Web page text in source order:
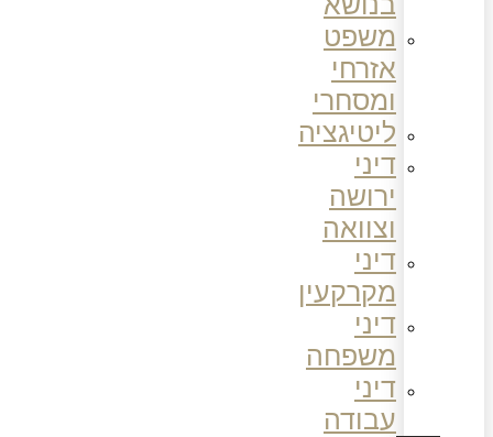
משפט
אזרחי
ומסחרי
ליטיגציה
דיני
ירושה
וצוואה
דיני
מקרקעין
דיני
משפחה
דיני
עבודה